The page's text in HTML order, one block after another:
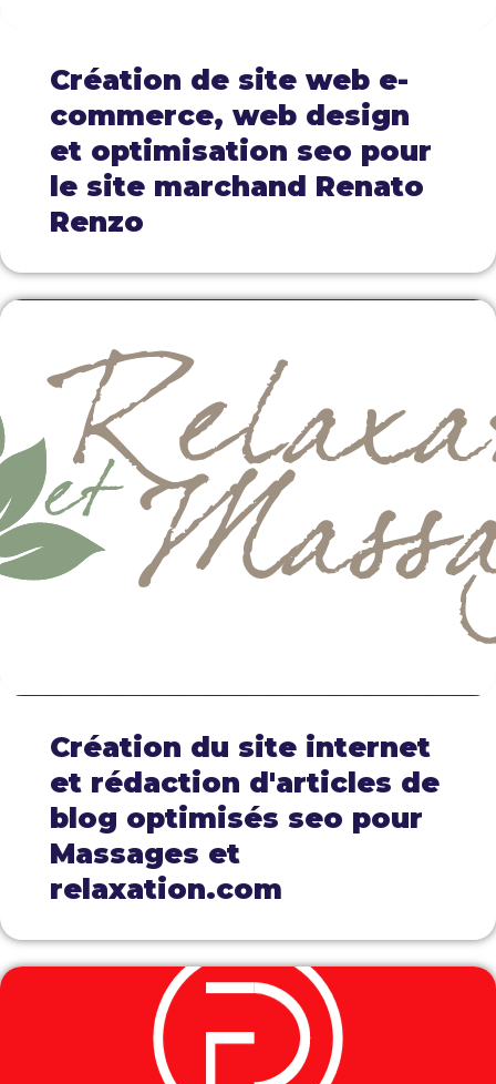
Création de site web e-
commerce, web design
et optimisation seo pour
le site marchand Renato
Renzo
Création du site internet
et rédaction d'articles de
blog optimisés seo pour
Massages et
relaxation.com